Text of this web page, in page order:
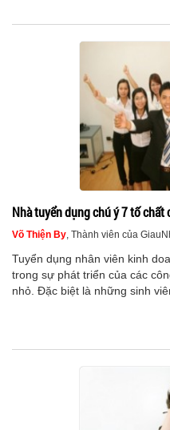
Nhà tuyển dụng chú ý 7 tố
Võ Thiện By, Thành viên của
Tuyển dụng nhân viên kinh
trong sự phát triển của các
nhỏ. Đặc biệt là những sinh